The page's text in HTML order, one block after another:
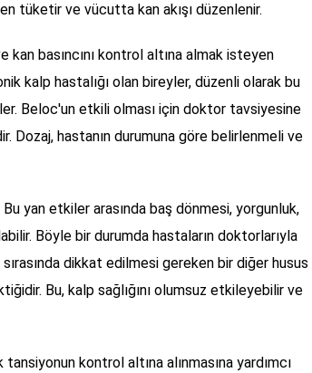
tüketir ve vücutta kan akışı düzenlenir.
kan basıncını kontrol altına almak isteyen
kalp hastalığı olan bireyler, düzenli olarak bu
Beloc'un etkili olması için doktor tavsiyesine
Dozaj, hastanın durumuna göre belirlenmeli ve
yan etkiler arasında baş dönmesi, yorgunluk,
Böyle bir durumda hastaların doktorlarıyla
dikkat edilmesi gereken bir diğer husus
Bu, kalp sağlığını olumsuz etkileyebilir ve
kontrol altına alınmasına yardımcı